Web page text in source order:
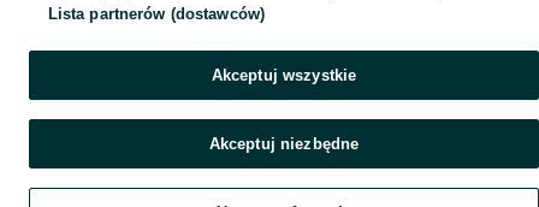
Lista partnerów (dostawców)
Akceptuj wszystkie
Akceptuj niezbędne